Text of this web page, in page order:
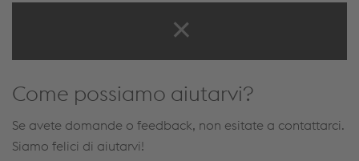
Come possiamo aiutarvi?
Se avete domande o feedback, non esitate a contattarci.
Siamo felici di aiutarvi!